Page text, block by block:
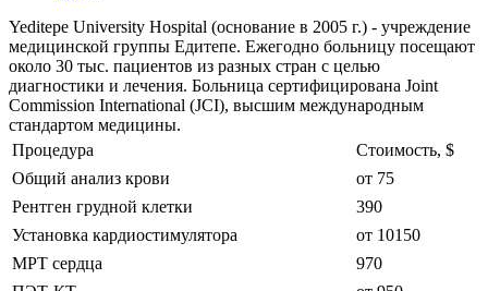
Yeditepe University Hospital (основание в 2005 г.) - учреждение
медицинской группы Едитепе. Ежегодно больницу посещают
около 30 тыс. пациентов из разных стран с целью
диагностики и лечения. Больница сертифицирована Joint
Commission International (JCI), высшим международным
стандартом медицины.
Процедура
Стоимость, $
Общий анализ крови
от 75
Рентген грудной клетки
390
Установка кардиостимулятора
от 10150
МРТ сердца
970